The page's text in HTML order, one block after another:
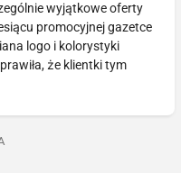
wyjątkowe oferty
promocyjnej gazetce
logo i kolorystyki
że klientki tym